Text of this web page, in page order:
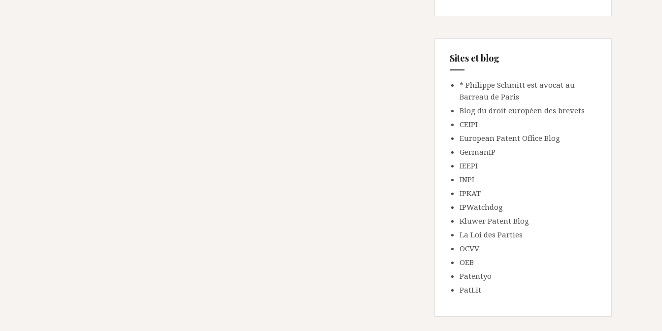
Sites et blog
* Philippe Schmitt est avocat au
Barreau de Paris
Blog du droit européen des brevets
CEIPI
European Patent Office Blog
GermanIP
IEEPI
INPI
IPKAT
IPWatchdog
Kluwer Patent Blog
La Loi des Parties
OCVV
OEB
Patentyo
PatLit